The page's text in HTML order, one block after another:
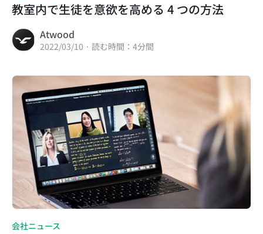
教室内で生徒を意欲を高める 4 つの方法
Atwood
2022/03/10 · 読む時間：4分間
会社ニュース